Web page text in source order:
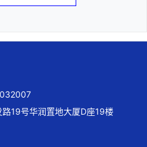
19号华润置地大厦D座19楼